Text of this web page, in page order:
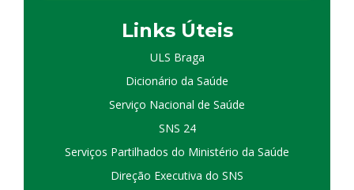
Links Úteis
ULS Braga
Dicionário da Saúde
Serviço Nacional de Saúde
SNS 24
Serviços Partilhados do Ministério da Saúde
Direção Executiva do SNS